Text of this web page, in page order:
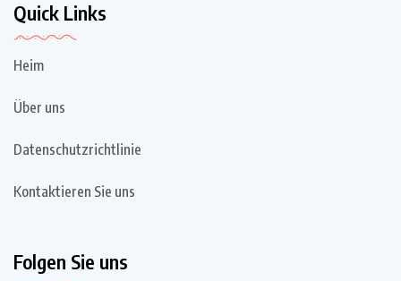
Quick Links
Heim
Über uns
Datenschutzrichtlinie
Kontaktieren Sie uns
Folgen Sie uns